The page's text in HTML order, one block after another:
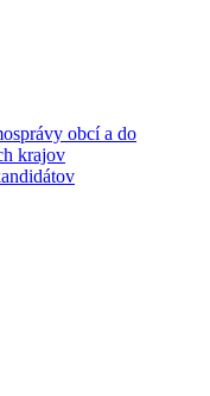
obcí a do
krajov